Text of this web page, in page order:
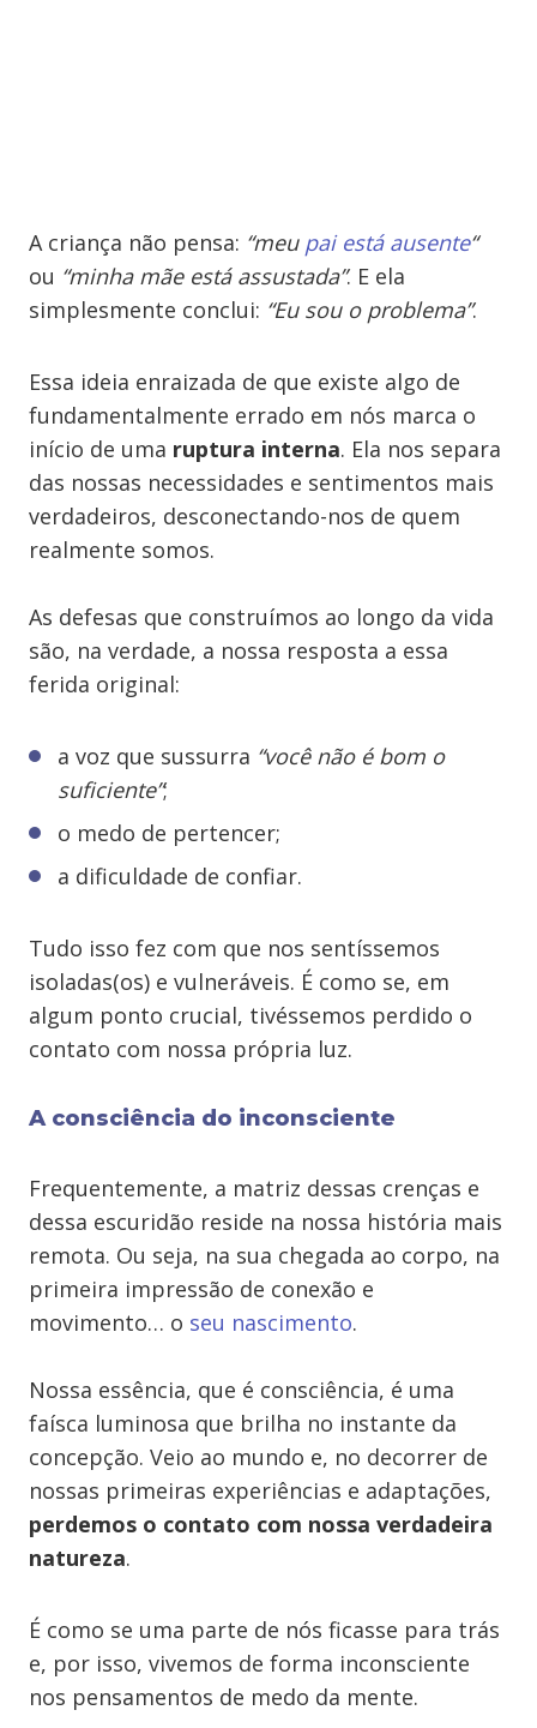
A criança não pensa: “meu pai está ausente“
ou “minha mãe está assustada”. E ela
simplesmente conclui: “Eu sou o problema”.
Essa ideia enraizada de que existe algo de
fundamentalmente errado em nós marca o
início de uma ruptura interna. Ela nos separa
das nossas necessidades e sentimentos mais
verdadeiros, desconectando-nos de quem
realmente somos.
As defesas que construímos ao longo da vida
são, na verdade, a nossa resposta a essa
ferida original:
a voz que sussurra “você não é bom o
suficiente”;
o medo de pertencer;
a dificuldade de confiar.
Tudo isso fez com que nos sentíssemos
isoladas(os) e vulneráveis. É como se, em
algum ponto crucial, tivéssemos perdido o
contato com nossa própria luz.
A consciência do inconsciente
Frequentemente, a matriz dessas crenças e
dessa escuridão reside na nossa história mais
remota. Ou seja, na sua chegada ao corpo, na
primeira impressão de conexão e
movimento… o seu nascimento.
Nossa essência, que é consciência, é uma
faísca luminosa que brilha no instante da
concepção. Veio ao mundo e, no decorrer de
nossas primeiras experiências e adaptações,
perdemos o contato com nossa verdadeira
natureza.
É como se uma parte de nós ficasse para trás
e, por isso, vivemos de forma inconsciente
nos pensamentos de medo da mente.